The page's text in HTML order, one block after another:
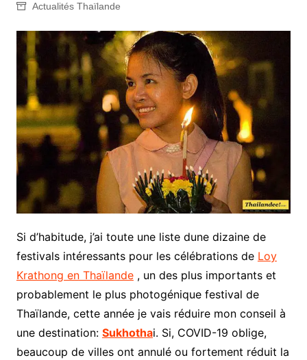
Actualités Thaïlande
Si d’habitude, j’ai toute une liste dune dizaine de
festivals intéressants pour les célébrations de Loy
Krathong en Thaïlande, un des plus importants et
probablement le plus photogénique festival de
Thaïlande, cette année je vais réduire mon conseil à
une destination: Sukhothai. Si, COVID-19 oblige,
beaucoup de villes ont annulé ou fortement réduit la